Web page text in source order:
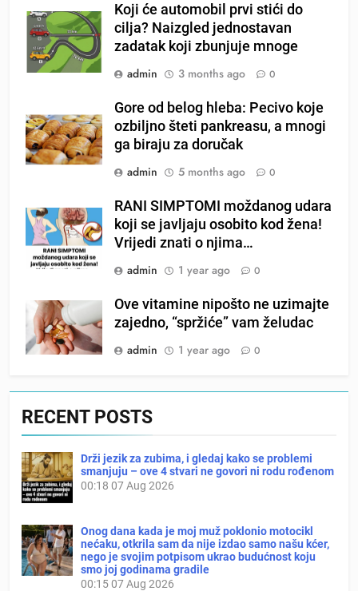
Koji će automobil prvi stići do
cilja? Naizgled jednostavan
zadatak koji zbunjuje mnoge
admin
3 months ago 0
Gore od belog hleba: Pecivo koje
ozbiljno šteti pankreasu, a mnogi
ga biraju za doručak
admin
5 months ago 0
RANI SIMPTOMI moždanog udara
koji se javljaju osobito kod žena!
Vrijedi znati o njima…
admin
1 year ago 0
Ove vitamine nipošto ne uzimajte
zajedno, “spržiće” vam želudac
admin
1 year ago 0
RECENT POSTS
Drži jezik za zubima, i gledaj kako se problemi
smanjuju – ove 4 stvari ne govori ni rodu rođenom
00:18 07 Aug 2026
Onog dana kada je moj muž poklonio motocikl
nećaku, otkrila sam da nije izdao samo našu kćer,
nego je svojim potpisom ukrao budućnost koju
smo joj godinama gradile
00:1507 Aug 2026